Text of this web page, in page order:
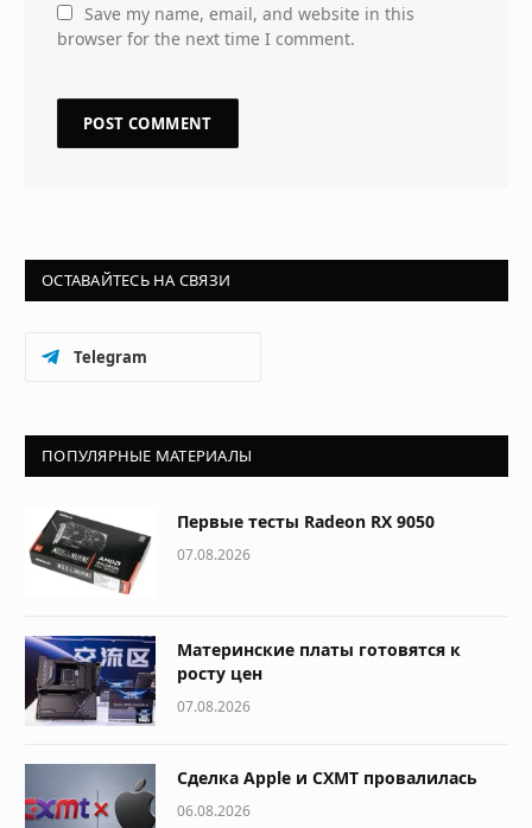
Save my name, email, and website in this
browser for the next time I comment.
ОСТАВАЙТЕСЬ НА СВЯЗИ
Telegram
ПОПУЛЯРНЫЕ МАТЕРИАЛЫ
Первые тесты Radeon RX 9050
07.08.2026
Материнские платы готовятся к
росту цен
07.08.2026
Сделка Apple и CXMT провалилась
06.08.2026